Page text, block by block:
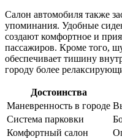
Салон автомобиля также
упоминания. Удобные
создают комфортное и
пассажиров. Кроме того,
обеспечивает тишину
городу более
Достоинства
Маневренность в городе
Система парковки
Комфортный салон